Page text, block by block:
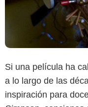
Si una película ha
a lo largo de las
inspiración para